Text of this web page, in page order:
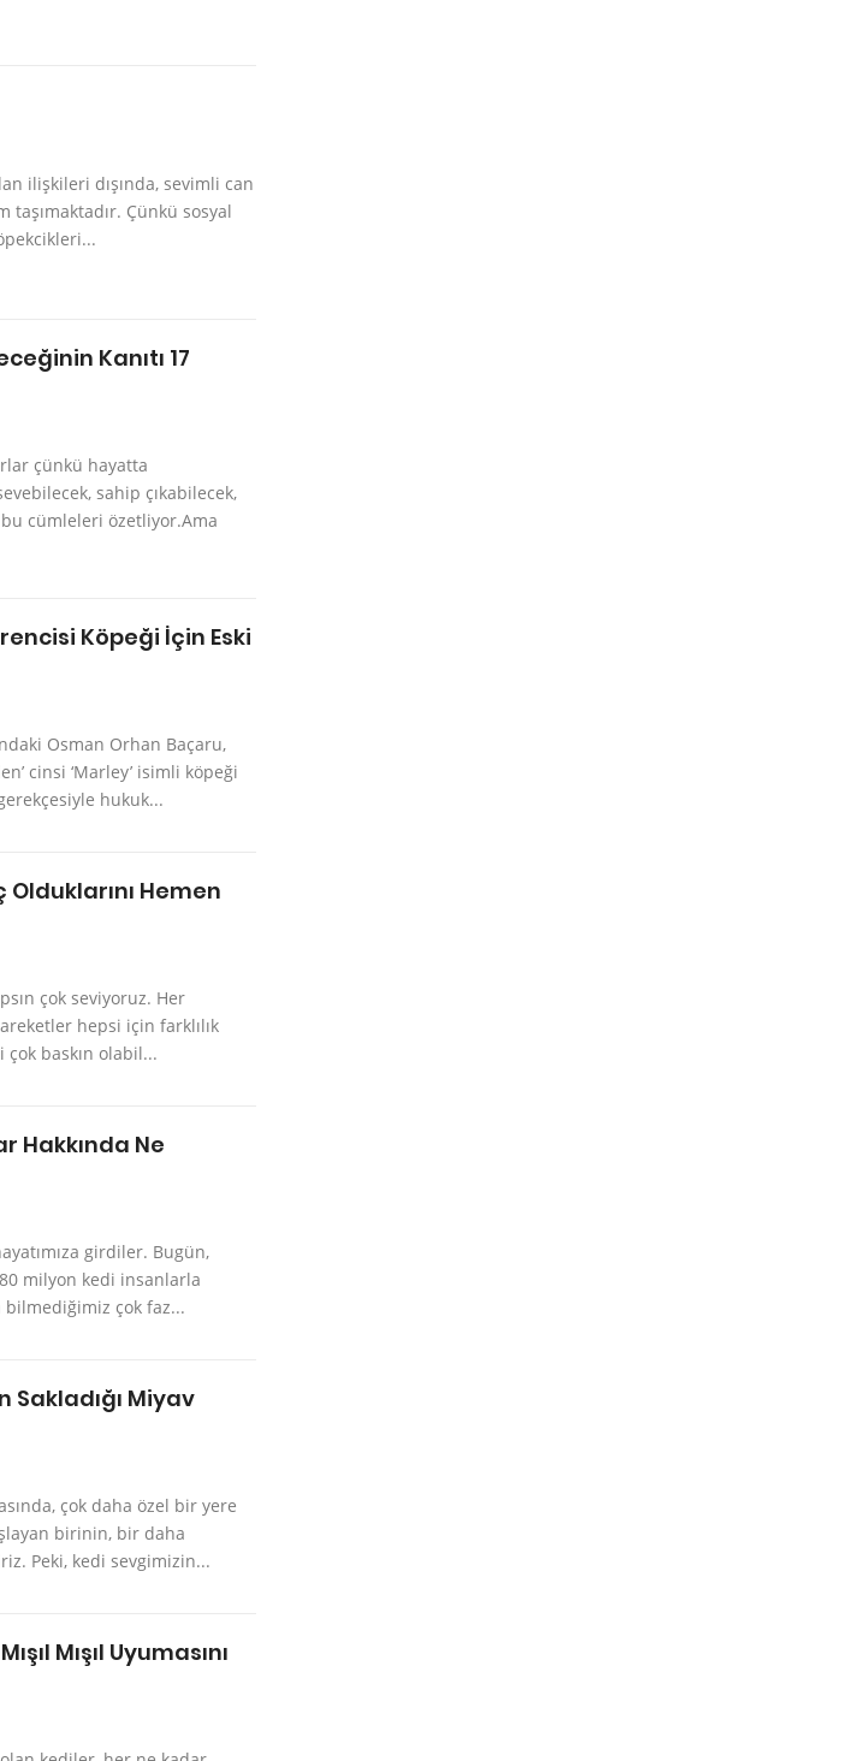
ilişkileri dışında, sevimli can
Çünkü sosyal
Kanıtı 17
çünkü hayatta
sahip çıkabilecek,
cümleleri özetliyor.Ama
Köpeği İçin Eski
Osman Orhan Baçaru,
cinsi ‘Marley’ isimli köpeği
hukuk...
Hemen
çok seviyoruz. Her
hepsi için farklılık
çok baskın olabil...
Hakkında Ne
girdiler. Bugün,
milyon kedi insanlarla
çok faz...
Miyav
çok daha özel bir yere
birinin, bir daha
Peki, kedi sevgimizin...
Mışıl Uyumasını